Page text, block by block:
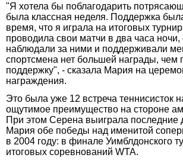
"Я хотела бы поблагодарить
была классная неделя. Поддержка
время, что я играла на итоговых
проводила свои матчи в два часа
наблюдали за ними и поддерживали
спортсмена нет большей награды, чем
поддержку", - сказала Мария на
награждения.
Это была уже 12 встреча теннисисток
ощутимое преимущество на стороне
При этом Серена выиграла последние
Мария обе победы над именитой
в 2004 году: в финале Уимблдонского
итоговых соревнований WTA.